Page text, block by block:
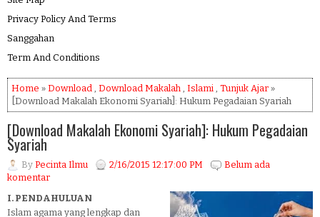
Privacy Policy And Terms
Sanggahan
Term And Conditions
Home » Download , Download Makalah , Islami , Tunjuk Ajar »
[Download Makalah Ekonomi Syariah]: Hukum Pegadaian Syariah
[Download Makalah Ekonomi Syariah]: Hukum Pegadaian
Syariah
By Pecinta Ilmu 2/16/2015 12:17:00 PM
Belum ada
komentar
I. PENDAHULUAN
Islam agama yang lengkap dan